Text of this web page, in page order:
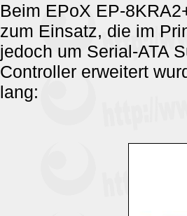
Beim EPoX EP-
zum Einsatz, die im
jedoch um Serial-ATA
Controller erweitert
lang: